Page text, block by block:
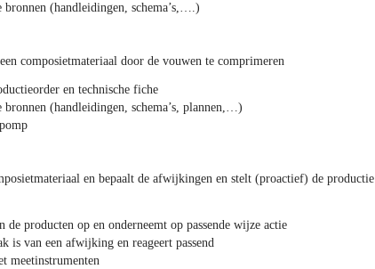
bronnen (handleidingen, schema’s,….)
composietmateriaal door de vouwen te comprimeren
en technische fiche
bronnen (handleidingen, schema’s, plannen,…)
en bepaalt de afwijkingen en stelt (proactief) de productie
producten op en onderneemt op passende wijze actie
is van een afwijking en reageert passend
meetinstrumenten